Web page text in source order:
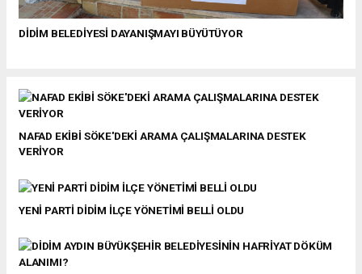
DİDİM BELEDİYESİ DAYANIŞMAYI BÜYÜTÜYOR
NAFAD EKİBİ SÖKE'DEKİ ARAMA ÇALIŞMALARINA DESTEK
VERİYOR
YENİ PARTİ DİDİM İLÇE YÖNETİMİ BELLİ OLDU